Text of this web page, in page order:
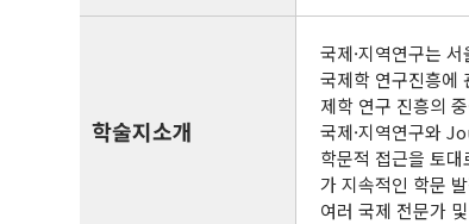
학술지소개
국제·지역연구는
국제학 연구진흥에
제학 연구 진흥의
국제·지역연구와
학문적 접근을 토
가 지속적인 학문
여러 국제 전문가